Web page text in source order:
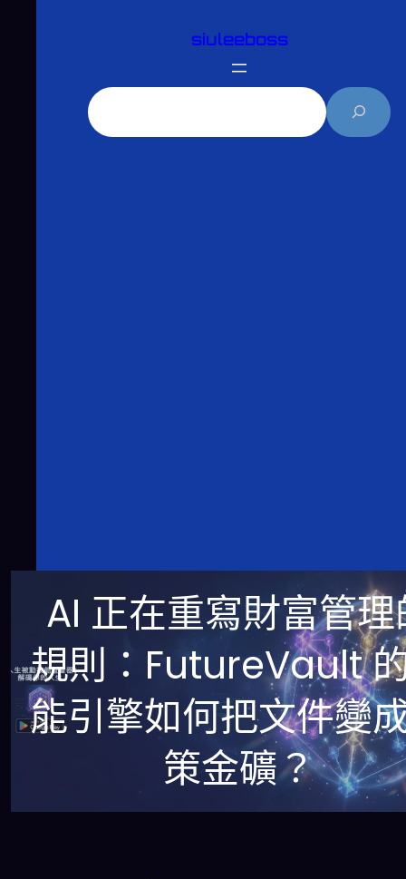
siuleeboss
AI 正在重寫財富管理
規則：FutureVault
能引擎如何把文件變
策金礦？